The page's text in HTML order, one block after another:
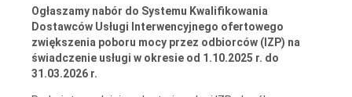
Ogłaszamy nabór do Systemu Kwalifikowania
Dostawców Usługi Interwencyjnego ofertowego
zwiększenia poboru mocy przez odbiorców (IZP) na
świadczenie usługi w okresie od 1.10.2025 r. do
31.03.2026 r.